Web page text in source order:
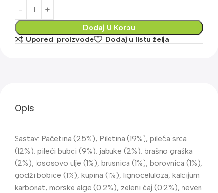
Dodaj U Korpu
Uporedi proizvode
Dodaj u listu želja
Opis
Sastav: Pačetina (25%), Piletina (19%), pileća srca
(12%), pileći bubci (9%), jabuke (2%), brašno graška
(2%), lososovo ulje (1%), brusnica (1%), borovnica (1%),
godži bobice (1%), kupina (1%), lignoceluloza, kalcijum
karbonat, morske alge (0.2%), zeleni čaj (0.2%), neven